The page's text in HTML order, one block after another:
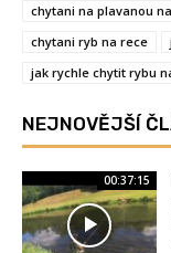
chytani na plavanou
chytani ryb na rece
jak rychle chytit rybu
NEJNOVĚJŠÍ
00:37:15